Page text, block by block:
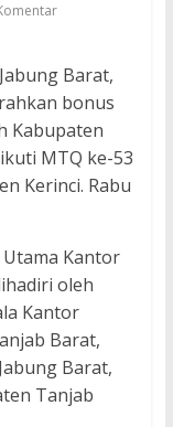
Barat,
bonus
Kabupaten
MTQ ke-53
Kerinci. Rabu
Kantor
oleh
Kantor
Barat,
Barat,
Tanjab